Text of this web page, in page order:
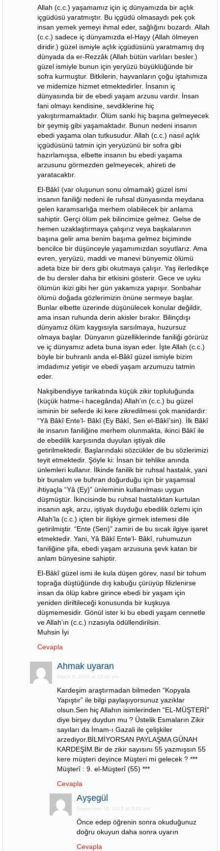
Allah (c.c.) yaşamamız için iç dünyamızda bir açlık
içgüdüsü yaratmıştır. Bu içgüdü olmasaydı pek çok
insan yemek yemeyi ihmal eder, sağlığını bozardı. Allah
(c.c.) sadece iç dünyamızda el-Hayy (Allah ölmeyen
diridir.) güzel ismiyle açlık içgüdüsünü yaratmamış dış
dünyada da er-Rezzâk (Allah bütün varlıları besler.)
güzel ismiyle bunun için yeryüzü büyüklüğünde bir
sofra kurmuştur. Bitkilerin, hayvanların çoğu iştahımıza
ve midemize hizmet etmektedirler. İnsanın iç
dünyasında bir de ebedi yaşam arzusu vardır. İnsan
fani olmayı kendisine, sevdiklerine hiç
yakıştırmamaktadır. Ölüm sanki hiç başına gelmeyecek
bir şeymiş gibi yaşamaktadır. Bunun nedeni insanın
ebedi yaşama olan tutkusudur. Allah (c.c.) nasıl açlık
içgüdüsünü tatmin için yeryüzünü bir sofra gibi
hazırlamışsa, elbette insanın bu ebedi yaşama
arzusunu görmezden gelmeyecek, ahireti de
yaratacaktır.
El-Bâkî (var oluşunun sonu olmamak) güzel ismi
insanın faniliği nedeni ile ruhsal dünyasında meydana
gelen karamsarlığa merhem olabilecek bir anlama
sahiptir. Gerçi ölüm pek bilincimize gelmez. Gelse de
hemen uzaklaştırmaya çalışırız veya başkalarının
başına gelir ama benim başıma gelmez biçiminde
bencilce bir düşünceyle yaşamımızdan soyutlarız. Ama
evren, yeryüzü, maddi ve manevi bünyemiz ölümü
adeta bize bir ders gibi okutmaya çalışır. Yaş ilerledikçe
de bu dersler daha bir etkisini gösterir. Gece ve uyku
ölümün ikizi gibi her gün yakamıza yapışır. Sonbahar
ölümü doğada gözlerimizin önüne sermeye başlar.
Bunlar elbette üzerinde düşünülecek konular değildir,
ama insan ruhunda derin akisler bırakır. Bilinçdışı
dünyamız ölüm kaygısıyla sarsılmaya, huzursuz
olmaya başlar. Dünyanın güzelliklerinde faniliği görürüz
ve iç dünyamız adeta buna isyan eder. İşte Allah (c.c.)
böyle bir buhranlı anda el-Bâkî güzel ismiyle bizim
imdadımız yetişir ve ebedi yaşam arzumuzu tatmin
eder.
Nakşibendiyye tarikatında küçük zikir topluluğunda
(küçük hatme-i hacegânda) Allah’ın (c.c.) bu güzel
isminin bir seferde iki kere zikredilmesi çok manidardır:
“Yâ Bâkî Ente’l- Bâkî (Ey Bâkî, Sen el-Bâkî’sin). İlk Bâkî
ile insanın faniliğine merhem olunmakta, ikinci Bâkî ile
de ebedilik karşısında duyulan iştiyak dile
getirilmektedir. Başlarındaki sözcükler de bu sözlerimizi
teyit etmektedir. Şöyle ki: İnsan bir tehlike anında
ünlemleri kullanır. İlkinde fanilik bir ruhsal hastalık, yani
bir bunalım ve buhran doğurduğu için bir yaşamsal
ihtiyaçla “Yâ (Ey)” ünleminin kullanılması uygun
düşmüştür. İkincisinde bu ruhsal hastalıktan kurtulan
insanın aşk, arzu, iştiyak duyduğu ebedilik özlemi için
Allah’la (c.c.) içten bir ilişkiye girmek istemesi dile
getirilmiştir. “Ente (Sen)” zamiri de bu sıcak ilgiye işaret
etmektedir. Yani, Yâ Bâkî Ente’l- Bâkî, ruhumuzun
faniliğine şifa, ebedi yaşam arzusuna şevk katan bir
anlam bünyesine sahiptir.
El-Bâkî güzel ismi ile kula düşen görev, nasıl bir tohum
toprağa düştüğünde dış kabuğu çürüyüp filizlenirse
insan da ölüp kabre girince ebedi bir yaşam için
yeniden diriltileceği konusunda bir kuşkuya
düşmemesidir. Gönül ister ki bu ebedi yaşam cennetle
ve Allah’ın (c.c.) rızasıyla ödüllendirilsin.
Muhsin İyi
Cevapla
Ahmak uyaran
March 6, 2015 at 12:40 pm
Kardeşim araştırmadan bilmeden “Kopyala
Yapıştır” ile bilgi paylaşıyorsunuz yazıklar
olsun.Sen hiç Allahın isimlerinden “EL-MÜŞTERİ”
diye birşey duydun mu ? Üstelik Esmaların Zikir
sayıları da İmam-ı Gazali ile çelişkiler
arzediyor.BİLMİYORSAN PAYLAŞMA GÜNAH
KARDEŞİM.Bir de zikir sayısını 55 yazmışsın 55
kere müşteri deyince Müşteri mi gelecek ? ***
Müşterî : 9. el-Müşterî (55) ***
Cevapla
Ayşegül
September 18, 2015 at 3:44 am
Önce edep öğrenin sonra okuduğunuz
doğru okuyun daha sonra uyarın
Cevapla